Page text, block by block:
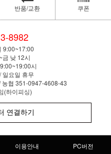
반품/교환 쿠폰
8982
9:00~17:00
금 낮 12시
시
일요일 휴무
협 351-0947-4608-43
(하이피싱)
연결하기
이용안내 PC버전